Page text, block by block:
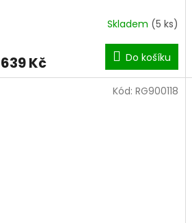
Skladem (5 ks)
639 Kč Do košíku
Kód: RG900118